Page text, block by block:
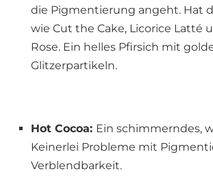
die Pigmentierung angeht. Hat
wie Cut the Cake, Licorice Latté
Rose. Ein helles Pfirsich mit
Glitzerpartikeln.
Hot Cocoa: Ein schimmerndes,
Keinerlei Probleme mit
Verblendbarkeit.